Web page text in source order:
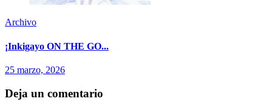
Archivo
¡Inkigayo ON THE GO...
25 marzo, 2026
Deja un comentario